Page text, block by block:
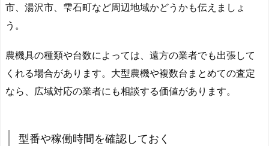
市、湯沢市、雫石町など周辺地域かどうかも伝えましょ
う。
農機具の種類や台数によっては、遠方の業者でも出張して
くれる場合があります。大型農機や複数台まとめての査定
なら、広域対応の業者にも相談する価値があります。
型番や稼働時間を確認しておく